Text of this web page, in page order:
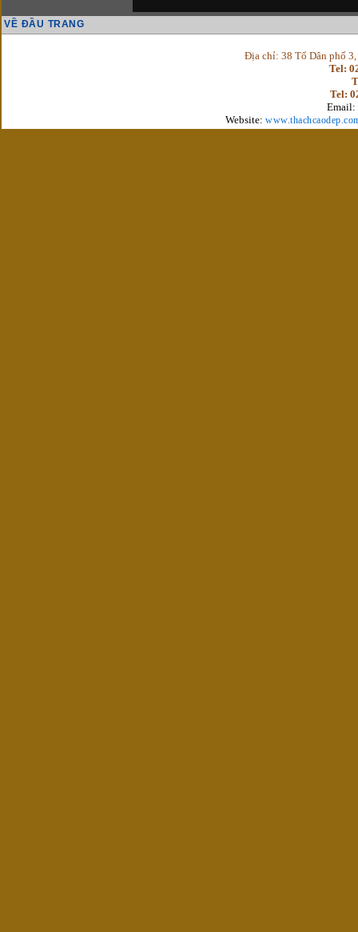
VỀ ĐẦU TRANG
Địa chỉ: 38 Tổ Dân phố
Tel:
Tel:
Email:
Website: